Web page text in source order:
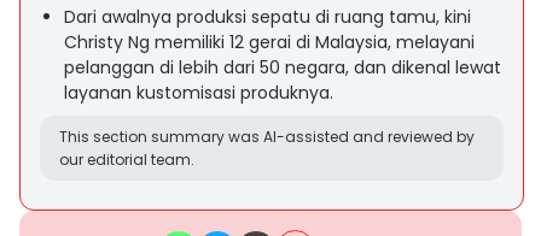
Dari awalnya produksi sepatu di ruang tamu, kini
Christy Ng memiliki 12 gerai di Malaysia, melayani
pelanggan di lebih dari 50 negara, dan dikenal lewat
layanan kustomisasi produknya.
This section summary was AI-assisted and reviewed by
our editorial team.